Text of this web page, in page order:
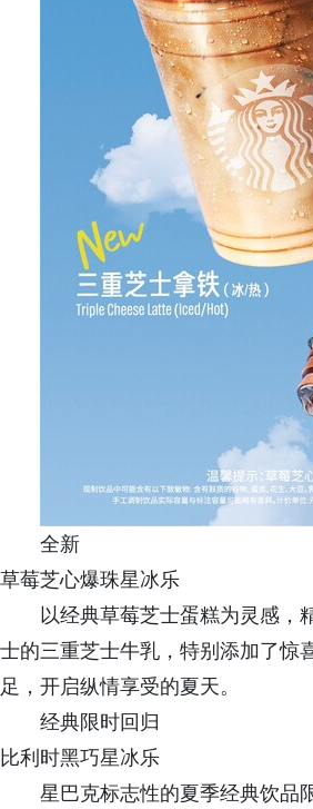
全新
草莓芝心爆珠星冰乐
以经典草莓芝士蛋糕为灵感，
士的三重芝士牛乳，特别添加了惊
足，开启纵情享受的夏天。
经典限时回归
比利时黑巧星冰乐
星巴克标志性的夏季经典饮品